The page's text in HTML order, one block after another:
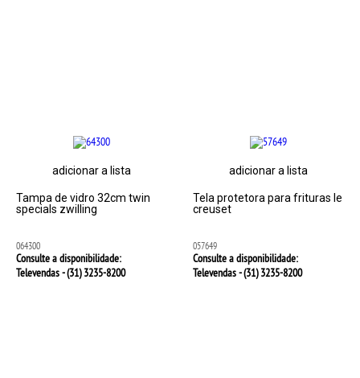
adicionar a lista
Tampa de vidro 32cm twin
specials zwilling
064300
Consulte a disponibilidade:
Televendas - (31)3235-8200
adicionar a lista
Tela protetora para frituras le
creuset
057649
Consulte a disponibilidade:
Televendas - (31)3235-8200